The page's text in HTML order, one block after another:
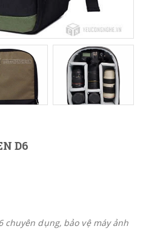
D6
chuyên dụng, bảo vệ máy ảnh